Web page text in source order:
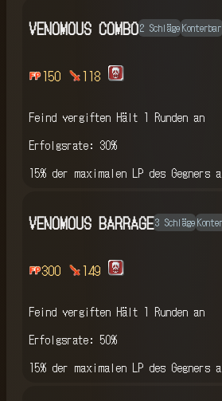
VENOMOUS COMBO2 Schläge Konterbar
150 118
Feind vergiften Hält 1 Runden an
Erfolgsrate: 30%
15% der maximalen LP des Gegners
VENOMOUS BARRAGE3 Schläge
300 149
Feind vergiften Hält 1 Runden an
Erfolgsrate: 50%
15% der maximalen LP des Gegners